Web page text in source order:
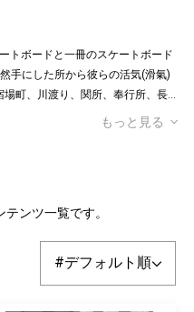
トボードと一冊のスケートボード
手にした所から彼らの活気(滑氣)
町、川渡り、関所、奉行所、長
セッションの風景を一枚絵に。
もっと見る
ンツ一覧です。